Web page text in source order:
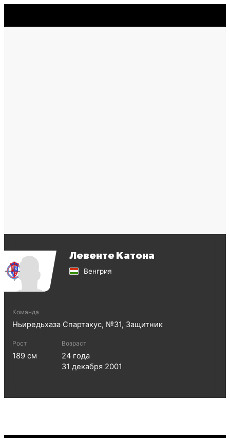
Левенте Катона
Венгрия
Команда
Ньиредьхаза Спартакус, №31, Защитник
Рост
189 см
Возраст
24 года
31 декабря 2001